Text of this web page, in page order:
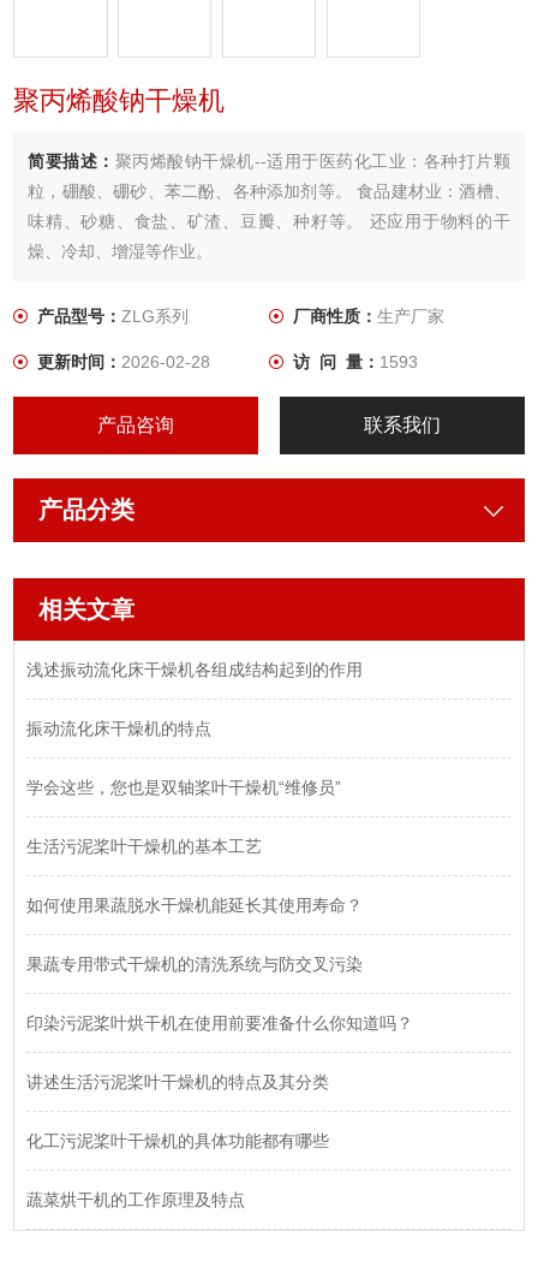
聚丙烯酸钠干燥机
简要描述： 聚丙烯酸钠干燥机--适用于医药化工业：各种打片颗
粒，硼酸、硼砂、苯二酚、各种添加剂等。 食品建材业：酒槽、
味精、砂糖、食盐、矿渣、豆瓣、种籽等。 还应用于物料的干
燥、冷却、增湿等作业。
产品型号：ZLG系列 厂商性质： 生产厂家
更新时间：2026-02-28 访 问 量： 1593
产品咨询 联系我们
产品分类
相关文章
浅述振动流化床干燥机各组成结构起到的作用
振动流化床干燥机的特点
学会这些，您也是双轴桨叶干燥机“维修员”
生活污泥桨叶干燥机的基本工艺
如何使用果蔬脱水干燥机能延长其使用寿命？
果蔬专用带式干燥机的清洗系统与防交叉污染
印染污泥桨叶烘干机在使用前要准备什么你知道吗？
讲述生活污泥桨叶干燥机的特点及其分类
化工污泥桨叶干燥机的具体功能都有哪些
蔬菜烘干机的工作原理及特点